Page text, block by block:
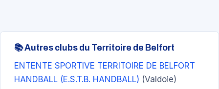
📚 Autres clubs du Territoire de Belfort
ENTENTE SPORTIVE TERRITOIRE DE BELFORT
HANDBALL (E.S.T.B. HANDBALL) (Valdoie)